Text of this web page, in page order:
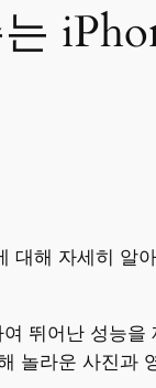
해 자세히 알
뛰어난 성능
놀라운 사진과